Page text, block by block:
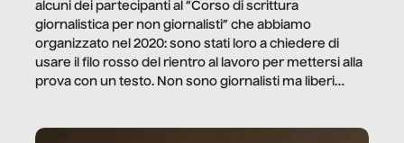
alcuni dei partecipanti al “Corso di scrittura
giornalistica per non giornalisti” che abbiamo
organizzato nel 2020: sono stati loro a chiedere di
usare il filo rosso del rientro al lavoro per mettersi alla
prova con un testo. Non sono giornalisti ma liberi